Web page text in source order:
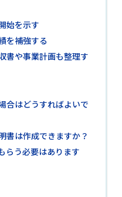
始を示す
を補強する
書や事業計画も整理す
合はどうすればよいで
書は作成できますか？
らう必要はあります